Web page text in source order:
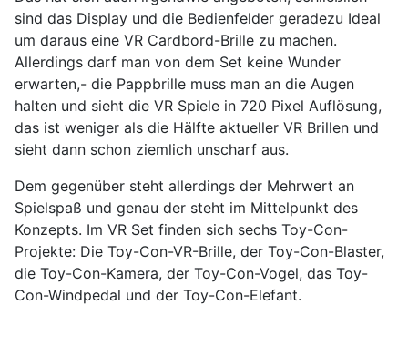
sind das Display und die Bedienfelder geradezu Ideal
um daraus eine VR Cardbord-Brille zu machen.
Allerdings darf man von dem Set keine Wunder
erwarten,- die Pappbrille muss man an die Augen
halten und sieht die VR Spiele in 720 Pixel Auflösung,
das ist weniger als die Hälfte aktueller VR Brillen und
sieht dann schon ziemlich unscharf aus.
Dem gegenüber steht allerdings der Mehrwert an
Spielspaß und genau der steht im Mittelpunkt des
Konzepts. Im VR Set finden sich sechs Toy-Con-
Projekte: Die Toy-Con-VR-Brille, der Toy-Con-Blaster,
die Toy-Con-Kamera, der Toy-Con-Vogel, das Toy-
Con-Windpedal und der Toy-Con-Elefant.